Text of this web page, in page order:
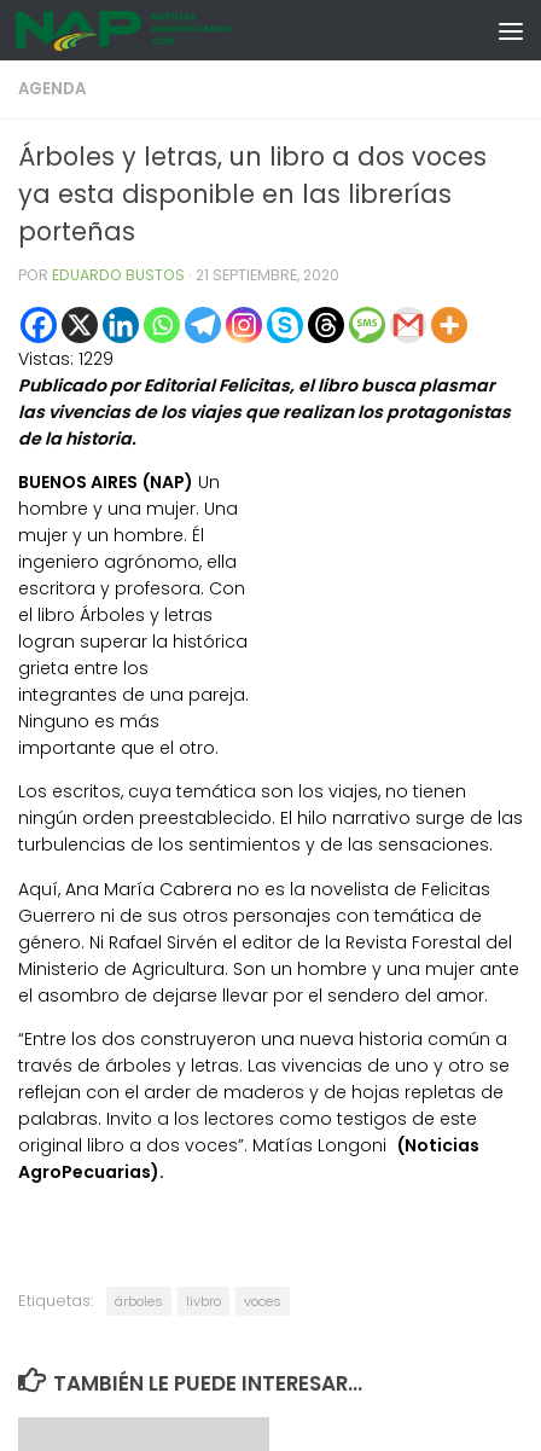
Skip to content
AGENDA
Árboles y letras, un libro a dos voces
ya esta disponible en las librerías
porteñas
POR EDUARDO BUSTOS · 21 SEPTIEMBRE, 2020
Vistas: 1229
Publicado por Editorial Felicitas, el libro busca plasmar
las vivencias de los viajes que realizan los protagonistas
de la historia.
BUENOS AIRES (NAP) Un
hombre y una mujer. Una
mujer y un hombre. Él
ingeniero agrónomo, ella
escritora y profesora. Con
el libro Árboles y letras
logran superar la histórica
grieta entre los
integrantes de una pareja.
Ninguno es más
importante que el otro.
Los escritos, cuya temática son los viajes, no tienen
ningún orden preestablecido. El hilo narrativo surge de las
turbulencias de los sentimientos y de las sensaciones.
Aquí, Ana María Cabrera no es la novelista de Felicitas
Guerrero ni de sus otros personajes con temática de
género. Ni Rafael Sirvén el editor de la Revista Forestal del
Ministerio de Agricultura. Son un hombre y una mujer ante
el asombro de dejarse llevar por el sendero del amor.
“Entre los dos construyeron una nueva historia común a
través de árboles y letras. Las vivencias de uno y otro se
reflejan con el arder de maderos y de hojas repletas de
palabras. Invito a los lectores como testigos de este
original libro a dos voces”. Matías Longoni (Noticias
AgroPecuarias).
Etiquetas: árboles livbro voces
TAMBIÉN LE PUEDE INTERESAR...